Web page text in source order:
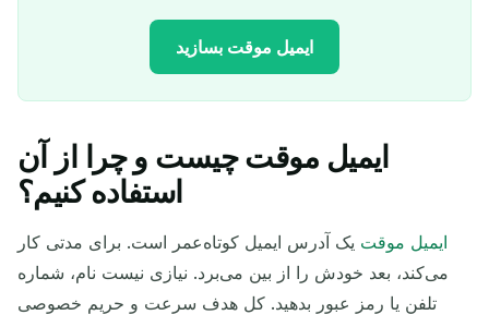
ایمیل موقت بسازید
آدرس ایمیل موقت شما:
کپی QR
ایمیل موقت چیست و چرا از آن
استفاده کنیم؟
ایمیل موقت یک آدرس ایمیل کوتاه‌عمر است. برای مدتی کار
می‌کند، بعد خودش را از بین می‌برد. نیازی نیست نام، شماره
تلفن یا رمز عبور بدهید. کل هدف سرعت و حریم خصوصی